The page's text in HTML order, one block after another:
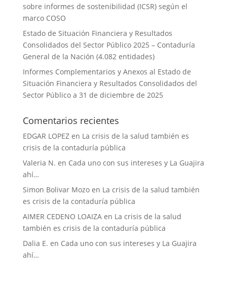
sobre informes de sostenibilidad (ICSR) según el
marco COSO
Estado de Situación Financiera y Resultados
Consolidados del Sector Público 2025 – Contaduría
General de la Nación (4.082 entidades)
Informes Complementarios y Anexos al Estado de
Situación Financiera y Resultados Consolidados del
Sector Público a 31 de diciembre de 2025
Comentarios recientes
EDGAR LOPEZen La crisis de la salud también es
crisis de la contaduría pública
Valeria N. en Cada uno con sus intereses y La Guajira
ahí…
Simon Bolivar Mozoen La crisis de la salud también
es crisis de la contaduría pública
AIMER CEDENO LOAIZAen La crisis de la salud
también es crisis de la contaduría pública
Dalia E. en Cada uno con sus intereses y La Guajira
ahí…